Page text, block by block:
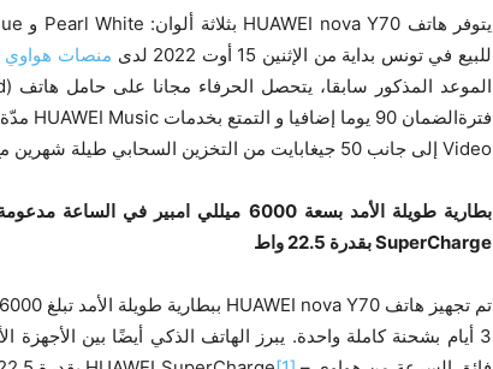
للبيع في تونس بداية من الإثنين 15 أوت 2022 لدى
منصات هواوي
Video إلى جانب 50 جيغابايت من التخزين السحابي طيلة شهرين مع خدمة HUAWEI Mobile Cloud.
بطارية طويلة الأمد بسعة 6000 ميللي امبير في الساعة
SuperChargeبقدرة 22.5 واط
3 أيام بشحنة كاملة واحدة. يبرز الهاتف الذكي أيضًا بين